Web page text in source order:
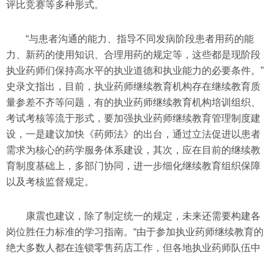
评比竞赛等多种形式。
“与患者沟通的能力、指导不同发病阶段患者用药的能
力、新药的使用知识、合理用药的规定等，这些都是现阶段
执业药师们保持高水平的执业道德和执业能力的必要条件。”
史录文指出，目前，执业药师继续教育机构存在继续教育质
量参差不齐等问题，有的执业药师继续教育机构培训组织、
考试考核等流于形式，要加强执业药师继续教育管理制度建
设，一是建议加快《药师法》的出台，通过立法促进以患者
需求为核心的药学服务体系建设，其次，应在目前的继续教
育制度基础上，多部门协同，进一步细化继续教育组织保障
以及考核监督规定。
康震也建议，除了制定统一的规定，未来还需要构建各
岗位胜任力标准的学习指南。“由于参加执业药师继续教育的
绝大多数人都在连锁零售药店工作，但各地执业药师队伍中